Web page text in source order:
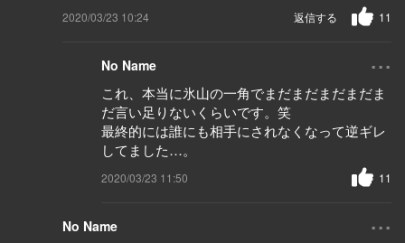
2020/03/23 10:24 11
返信する
No Name ...
これ、本当に氷山の一角でまだまだまだまだま
だ言い足りないくらいです。笑
最終的には誰にも相手にされなくなって逆ギレ
してました…。
2020/03/23 11:50 11
No Name ...